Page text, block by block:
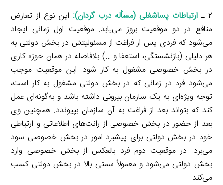
۲ ـ
ارتباطات پساشغلی (مسأله درب گردان): این نوع از تعارض
منافع در دو موقعیت بروز می‌یابد. موقعیت اول زمانی ایجاد
می‌شود که فردی پس از فراغت از مسئولیتش در بخش دولتی به
هر دلیلی (بازنشستگی، استعفا و …) بلافاصله در همان حوزه کاری
در بخش خصوصی مشغول به کار شود. این موقعیت موجب
می‌شود فرد در زمانی که در بخش دولتی مشغول به کار است،
توجه ویژه‌ای به یک سازمان بیرونی داشته باشد و به‌گونه‌ای عمل
کند که بتواند بعد از فراغت به آن سازمان بپیوندد. همچنین وی
بعد از حضور در بخش خصوصی از رانت‌های اطلاعاتی و ارتباطی
خود در بخش دولتی برای پیشبرد امور در بخش خصوصی سود
می‌برد. در موقعیت دوم فرد بالعکس از بخش خصوصی وارد
بخش دولتی می‌شود و معمولاً سمتی بالا در بخش دولتی کسب
می‌کند.